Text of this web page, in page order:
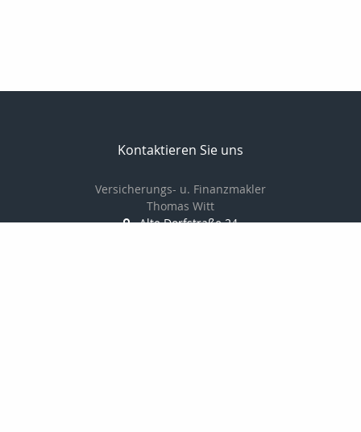
Kontaktieren Sie uns
Versicherungs- u. Finanzmakler
Thomas Witt
Alte Dorfstraße 24